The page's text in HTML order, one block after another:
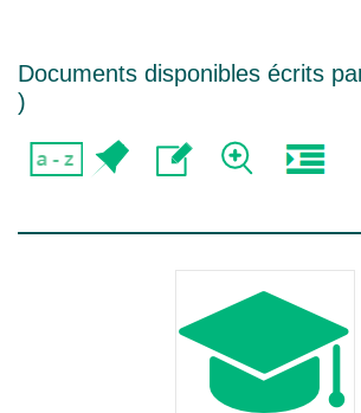
Documents disponibles écrits
)